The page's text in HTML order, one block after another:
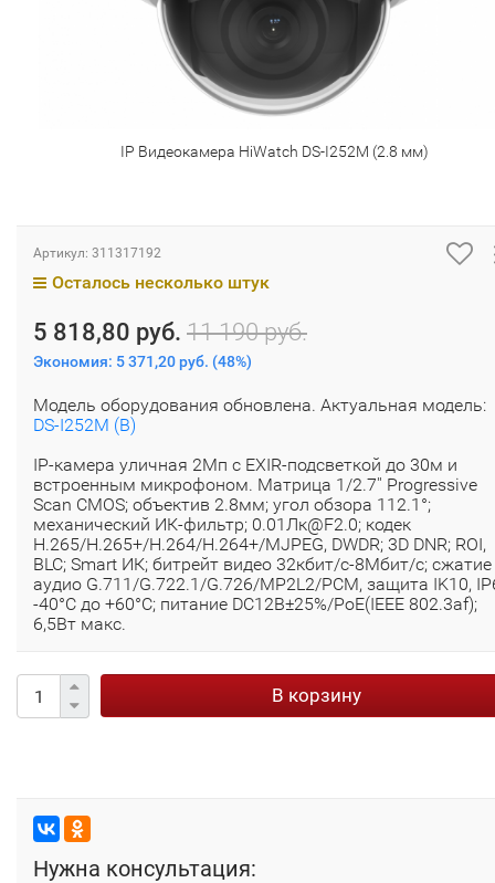
IP Видеокамера HiWatch DS-I252M (2.8 мм)
Артикул: 311317192
Осталось несколько штук
5 818,80 руб. 11 190 руб.
Экономия: 5 371,20 руб. (48%)
Модель оборудования обновлена. Актуальная модель:
DS-I252M (B)
IP-камера уличная 2Мп с EXIR-подсветкой до 30м и
встроенным микрофоном. Матрица 1/2.7'' Progressive
Scan CMOS; объектив 2.8мм; угол обзора 112.1°;
механический ИК-фильтр; 0.01Лк@F2.0; кодек
H.265/H.265+/H.264/H.264+/MJPEG, DWDR; 3D DNR; ROI,
BLC; Smart ИК; битрейт видео 32кбит/с-8Мбит/с; сжатие
аудио G.711/G.722.1/G.726/MP2L2/PCM, защита IK10,
-40°C до +60°C; питание DC12В±25%/PoE(IEEE 802.3af);
6,5Вт макс.
В корзину
Нужна консультация: